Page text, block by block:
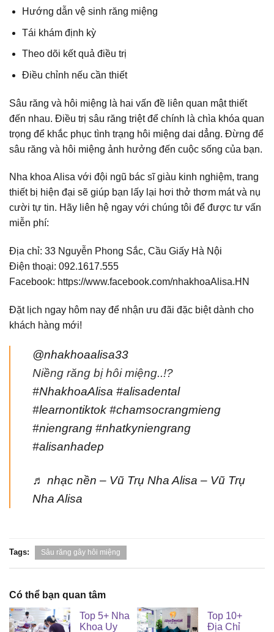
Hướng dẫn vệ sinh răng miệng
Tái khám định kỳ
Theo dõi kết quả điều trị
Điều chỉnh nếu cần thiết
Sâu răng và hôi miệng là hai vấn đề liên quan mật thiết
đến nhau. Điều trị sâu răng triệt để chính là chìa khóa quan
trọng để khắc phục tình trạng hôi miệng dai dẳng. Đừng để
sâu răng và hôi miệng ảnh hưởng đến cuộc sống của bạn.
Nha khoa Alisa với đội ngũ bác sĩ giàu kinh nghiệm, trang
thiết bị hiện đại sẽ giúp bạn lấy lại hơi thở thơm mát và nụ
cười tự tin. Hãy liên hệ ngay với chúng tôi để được tư vấn
miễn phí:
Địa chỉ: 33 Nguyễn Phong Sắc, Cầu Giấy Hà Nội
Điện thoại: 092.1617.555
Facebook: https://www.facebook.com/nhakhoaAlisa.HN
Đặt lịch ngay hôm nay để nhận ưu đãi đặc biệt dành cho
khách hàng mới!
@nhakhoaalisa33
Niềng răng bị hôi miệng..!?
#NhakhoaAlisa #alisadental
#learnontiktok #chamsocrangmieng
#niengrang #nhatkyniengrang
#alisanhadep
♬ nhạc nền – Vũ Trụ Nha Alisa – Vũ Trụ
Nha Alisa
Tags: Sâu răng gây hôi miệng
Có thể bạn quan tâm
Top 5+ Nha
Khoa Uy
Top 10+
Địa Chỉ